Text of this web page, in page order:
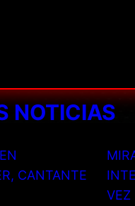
NOTICIAS
CANTANTE
VEZ